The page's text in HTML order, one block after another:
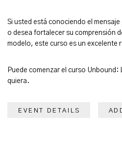
Si usted está conociendo el
o desea fortalecer su comprensión
modelo, este curso es un excelente
Puede comenzar el curso Unbound:
quiera.
EVENT DETAILS